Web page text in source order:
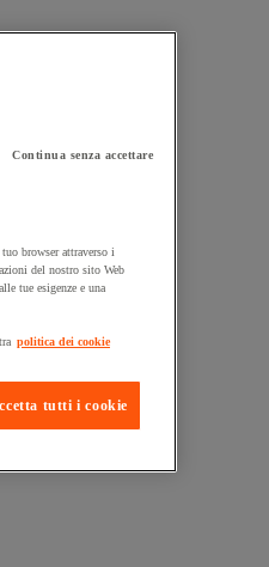
consegna
Continua senza accettare
browser attraverso i
del nostro sito Web
tue esigenze e una
politica dei cookie
tutti i cookie